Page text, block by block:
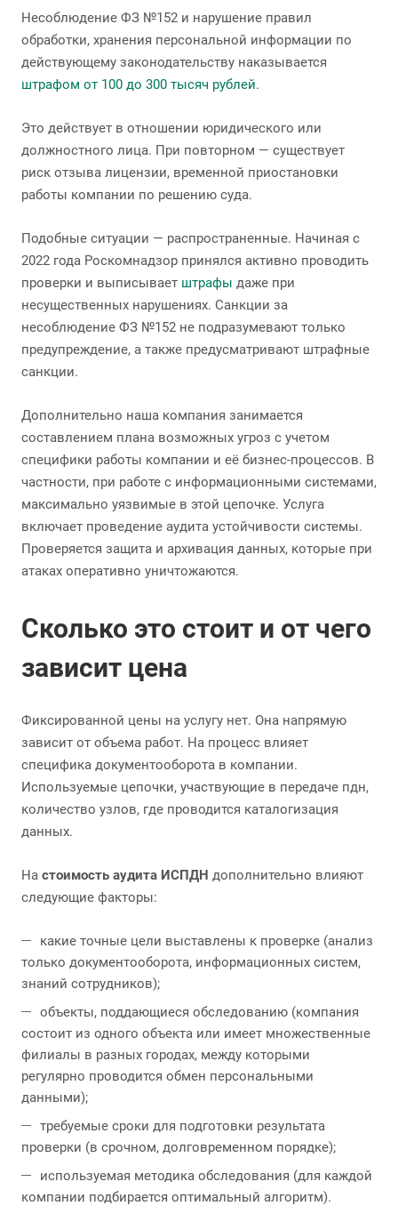
Несоблюдение ФЗ №152 и нарушение правил
обработки, хранения персональной информации по
действующему законодательству наказывается
штрафом от 100 до 300 тысяч рублей.
Это действует в отношении юридического или
должностного лица. При повторном — существует
риск отзыва лицензии, временной приостановки
работы компании по решению суда.
Подобные ситуации — распространенные. Начиная с
2022 года Роскомнадзор принялся активно проводить
проверки и выписывает штрафы даже при
несущественных нарушениях. Санкции за
несоблюдение ФЗ №152 не подразумевают только
предупреждение, а также предусматривают штрафные
санкции.
Дополнительно наша компания занимается
составлением плана возможных угроз с учетом
специфики работы компании и её бизнес-процессов. В
частности, при работе с информационными системами,
максимально уязвимые в этой цепочке. Услуга
включает проведение аудита устойчивости системы.
Проверяется защита и архивация данных, которые при
атаках оперативно уничтожаются.
Сколько это стоит и от чего
зависит цена
Фиксированной цены на услугу нет. Она напрямую
зависит от объема работ. На процесс влияет
специфика документооборота в компании.
Используемые цепочки, участвующие в передаче пдн,
количество узлов, где проводится каталогизация
данных.
На стоимость аудита ИСПДН дополнительно влияют
следующие факторы:
какие точные цели выставлены к проверке (анализ
только документооборота, информационных систем,
знаний сотрудников);
объекты, поддающиеся обследованию (компания
состоит из одного объекта или имеет множественные
филиалы в разных городах, между которыми
регулярно проводится обмен персональными
данными);
требуемые сроки для подготовки результата
проверки (в срочном, долговременном порядке);
используемая методика обследования (для каждой
компании подбирается оптимальный алгоритм).